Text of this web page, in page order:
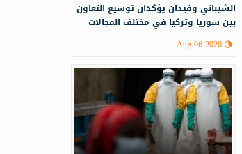
الشيباني وفيدان يؤكدان توسيع التعاون
بين سوريا وتركيا في مختلف المجالات
Aug 06 2026